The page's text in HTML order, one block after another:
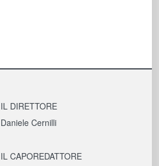
IL DIRETTORE
Daniele Cernilli
IL CAPOREDATTORE